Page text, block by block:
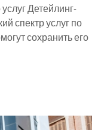
Детейлинг-
спектр услуг по
сохранить его